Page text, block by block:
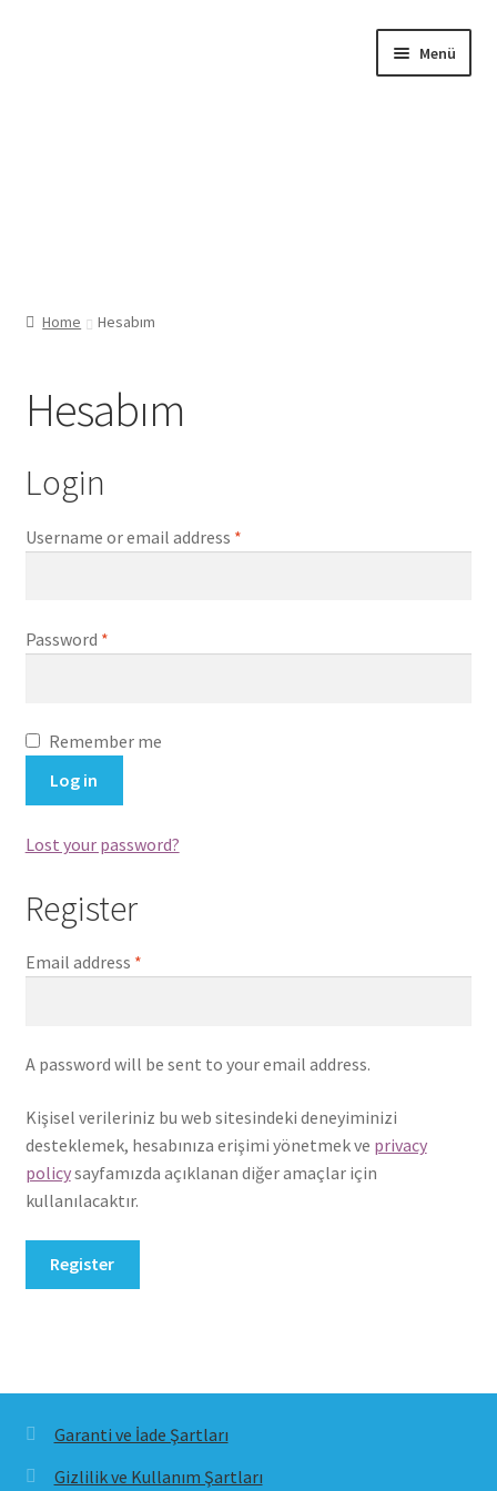
Menü
Home Hesabım
Hesabım
Login
Username or email address *
Password *
Remember me
Log in
Lost your password?
Register
Email address *
A password will be sent to your email address.
Kişisel verileriniz bu web sitesindeki deneyiminizi
desteklemek, hesabınıza erişimi yönetmek ve privacy
policysayfamızda açıklanan diğer amaçlar için
kullanılacaktır.
Register
Garanti ve İade Şartları
Gizlilik ve Kullanım Şartları